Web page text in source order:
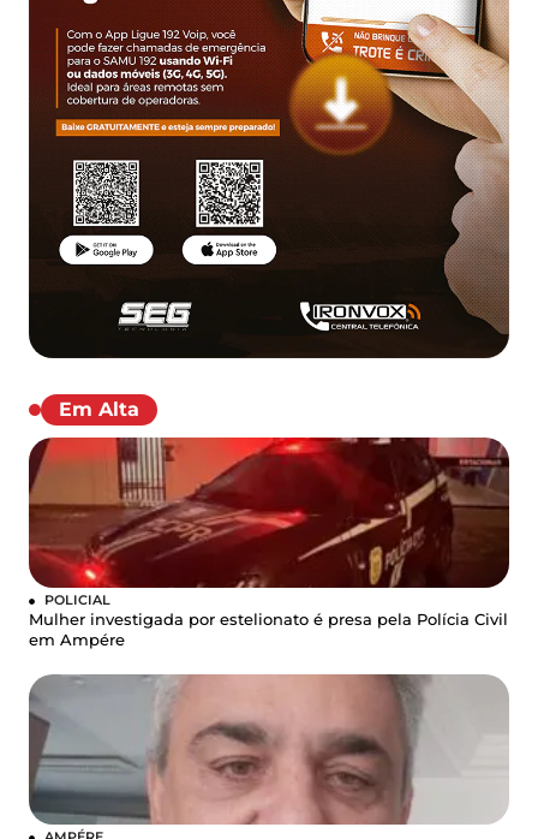
Em Alta
POLICIAL
Mulher investigada por estelionato é presa pela Polícia Civil
em Ampére